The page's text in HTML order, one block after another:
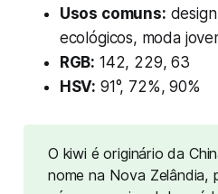
Usos comuns:
ecológicos, moda
RGB: 142, 229, 63
HSV: 91°, 72%, 90%
O kiwi é originário da
nome na Nova Zelândia,